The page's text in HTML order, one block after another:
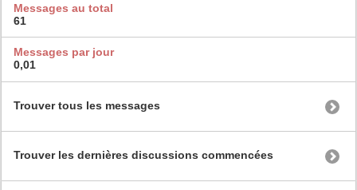
Messages au total
61
Messages par jour
0,01
Trouver tous les messages
Trouver les dernières discussions commencées